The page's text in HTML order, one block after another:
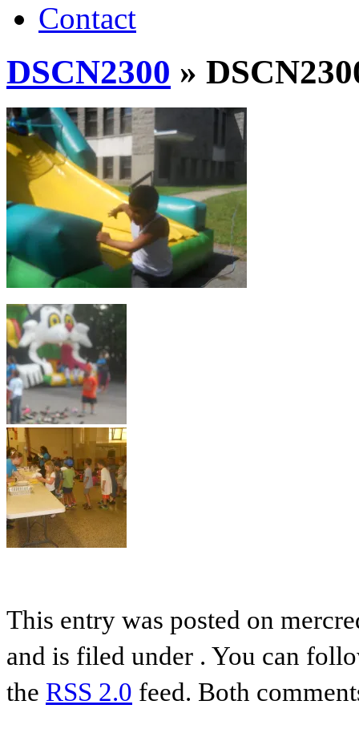
Contact
DSCN2300 »
This entry was posted on
and is filed under . You can
the RSS 2.0 feed. Both